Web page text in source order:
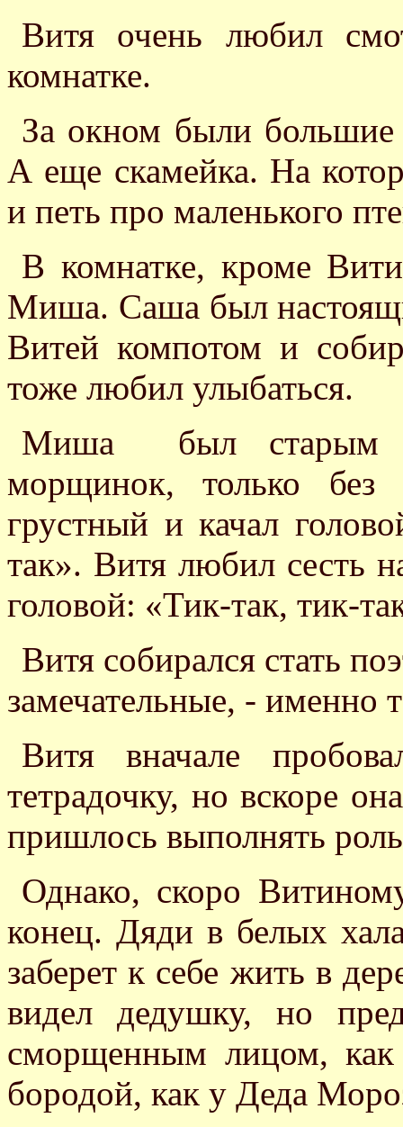
Витя очень любил
комнатке.
За окном были большие
А еще скамейка. На
и петь про маленького
В комнатке, кроме
Миша. Саша был
Витей компотом и
тоже любил улыбаться.
Миша был старым
морщинок, только
грустный и качал
так». Витя любил сесть
головой: «Тик-так, тик-
Витя собирался стать
замечательные, - именно
Витя вначале
тетрадочку, но вскоре
пришлось выполнять
Однако, скоро
конец. Дяди в белых
заберет к себе жить в
видел дедушку, но
сморщенным лицом,
бородой, как у Деда